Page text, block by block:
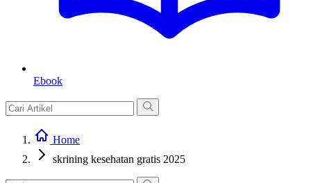
Ebook
Home
skrining kesehatan gratis 2025